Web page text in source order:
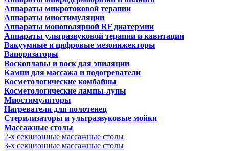
Аппараты микротоковой терапии
Аппараты миостимуляции
Аппараты монополярной RF диатермии
Аппараты ультразвуковой терапии и кавитации
Вакуумные и цифровые мезоинжекторы
Вапоризаторы
Воскоплавы и воск для эпиляции
Камни для массажа и подогреватели
Косметологические комбайны
Косметологические лампы-лупы
Миостимуляторы
Нагреватели для полотенец
Стерилизаторы и ультразвуковые мойки
Массажные столы
2-х секционные массажные столы
3-х секционные массажные столы